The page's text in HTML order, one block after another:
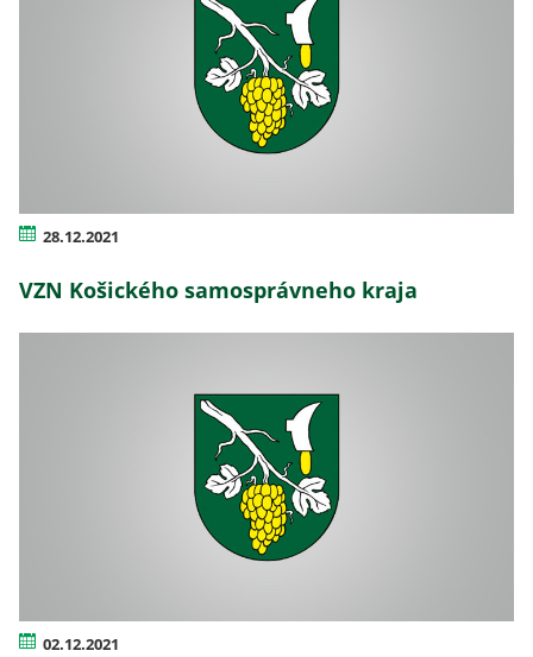
28.12.2021
VZN Košického samosprávneho kraja
02.12.2021